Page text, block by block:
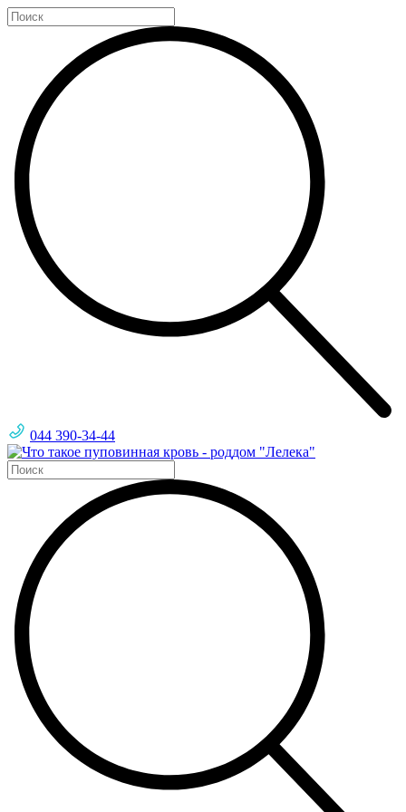
044 390-34-44